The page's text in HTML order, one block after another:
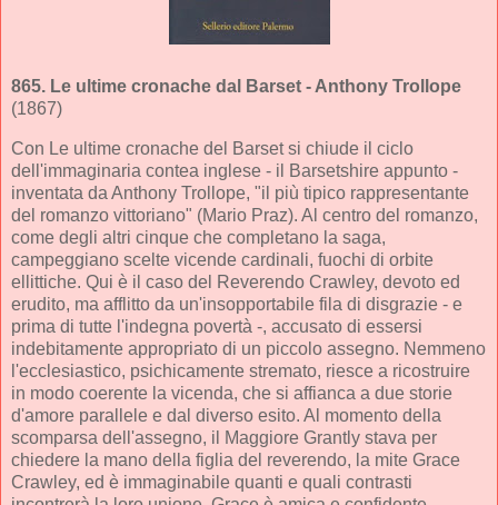
865. Le ultime cronache dal Barset - Anthony Trollope
(1867)
Con Le ultime cronache del Barset si chiude il ciclo
dell'immaginaria contea inglese - il Barsetshire appunto -
inventata da Anthony Trollope, "il più tipico rappresentante
del romanzo vittoriano" (Mario Praz). Al centro del romanzo,
come degli altri cinque che completano la saga,
campeggiano scelte vicende cardinali, fuochi di orbite
ellittiche. Qui è il caso del Reverendo Crawley, devoto ed
erudito, ma afflitto da un'insopportabile fila di disgrazie - e
prima di tutte l'indegna povertà -, accusato di essersi
indebitamente appropriato di un piccolo assegno. Nemmeno
l'ecclesiastico, psichicamente stremato, riesce a ricostruire
in modo coerente la vicenda, che si affianca a due storie
d'amore parallele e dal diverso esito. Al momento della
scomparsa dell'assegno, il Maggiore Grantly stava per
chiedere la mano della figlia del reverendo, la mite Grace
Crawley, ed è immaginabile quanti e quali contrasti